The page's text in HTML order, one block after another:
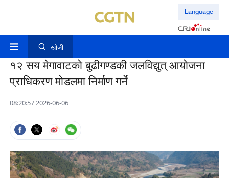
Language
खोजी
१२ सय मेगावाटको बुढीगण्डकी जलविद्युत् आयोजना
प्राधिकरण मोडलमा निर्माण गर्ने
08:20:57 2026-06-06